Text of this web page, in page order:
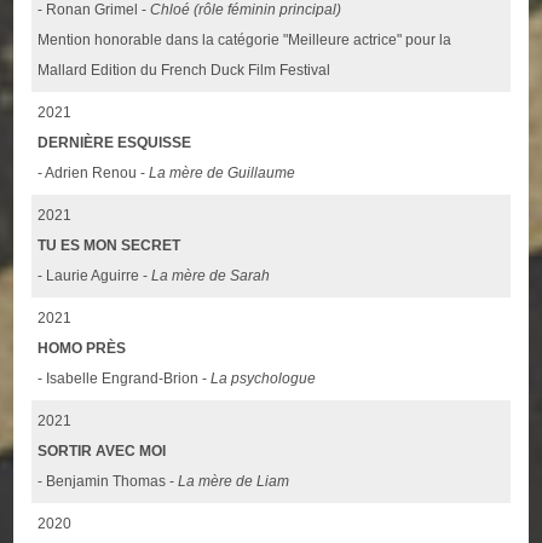
- Ronan Grimel -Chloé (rôle féminin principal)
Mention honorable dans la catégorie "Meilleure actrice" pour la
Mallard Edition du French Duck Film Festival
2021
DERNIÈRE ESQUISSE
- Adrien Renou -La mère de Guillaume
2021
TU ES MON SECRET
- Laurie Aguirre -La mère de Sarah
2021
HOMO PRÈS
- Isabelle Engrand-Brion -La psychologue
2021
SORTIR AVEC MOI
- Benjamin Thomas -La mère de Liam
2020